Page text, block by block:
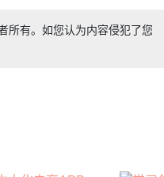
所有。如您认为内容侵犯了您